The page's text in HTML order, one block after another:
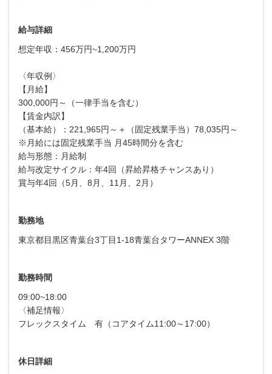
給与詳細
想定年収：456万円~1,200万円
〈年収例〉
【月給】
300,000円～（一律手当を含む）
【賃金内訳】
（基本給）：221,965円～＋（固定残業手当）78,035円～
※月給には固定残業手当 月45時間分を含む
給与形態：月給制
給与改定サイクル：年4回（昇給昇格チャンスあり）
賞与年4回（5月、8月、11月、2月）
勤務地
東京都目黒区青葉台3丁目1-18青葉台タワーANNEX 3階
勤務時間
09:00~18:00
〈補足情報〉
フレックスタイム 有（コアタイム11:00～17:00）
休日詳細